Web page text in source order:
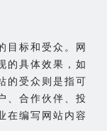
目标和受众。网
的具体效果，如
的受众则是指可
、合作伙伴、投
在编写网站内容